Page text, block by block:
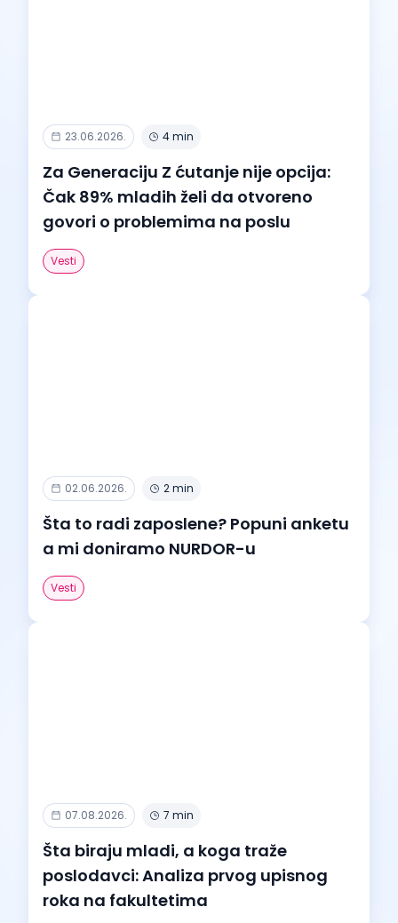
23.06.2026. 4 min
Za Generaciju Z ćutanje nije opcija:
Čak 89% mladih želi da otvoreno
govori o problemima na poslu
Vesti
02.06.2026. 2 min
Šta to radi zaposlene? Popuni anketu
a mi doniramo NURDOR-u
Vesti
07.08.2026. 7 min
Šta biraju mladi, a koga traže
poslodavci: Analiza prvog upisnog
roka na fakultetima